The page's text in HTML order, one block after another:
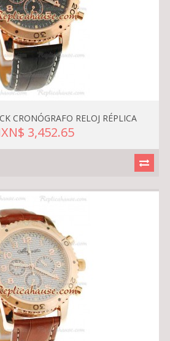
CRONÓGRAFO RELOJ RÉPLICA
3,452.65